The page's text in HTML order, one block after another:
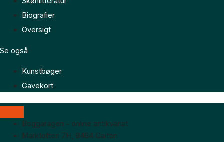
Biografier
Oversigt
Se også
Kunstbøger
Gavekort
Boggaragen – online antikvariat
Marktoften 7H, 8464 Galten